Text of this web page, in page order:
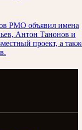
РМО объявил имена
Антон Танонов и
проект, а